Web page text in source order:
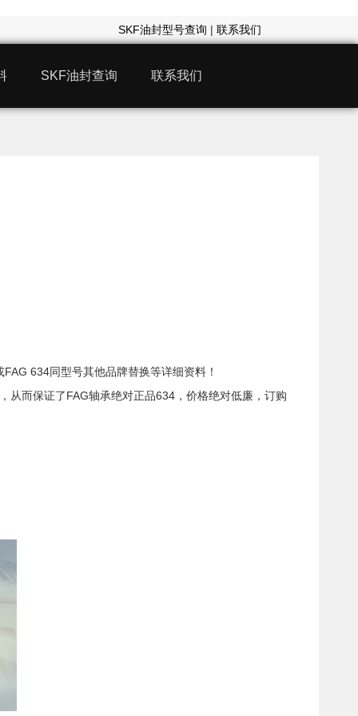
SKF油封型号查询 |联系我们
SKF油封查询 联系我们
634同型号其他品牌替换等详细资料！
从而保证了FAG轴承绝对正品634，价格绝对低廉，订购